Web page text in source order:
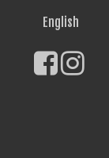
English